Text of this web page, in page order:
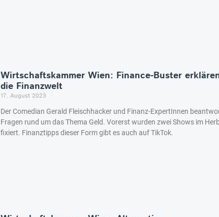
Wirtschaftskammer Wien: Finance-Buster
die Finanzwelt
17. August 2023
Der Comedian Gerald Fleischhacker und Finanz-ExpertInnen
Fragen rund um das Thema Geld. Vorerst wurden zwei Shows im
fixiert. Finanztipps dieser Form gibt es auch auf TikTok.